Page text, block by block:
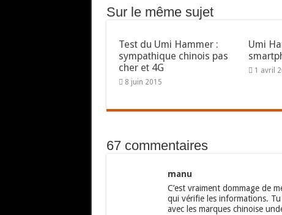
Sur le même sujet
Test du Umi Hammer :
sympathique chinois pas
cher et 4G
8 juin 2015
Umi
1 avril
67 commentaires
manu
C’est vraiment dommage de
qui vérifie les informations.
avec les marques chinoise